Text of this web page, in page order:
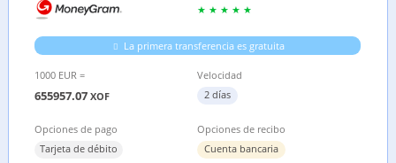
La primera transferencia es gratuita
1000 EUR =
655957.07 XOF
Velocidad
2 días
Opciones de pago
Tarjeta de débito
Opciones de recibo
Cuenta bancaria